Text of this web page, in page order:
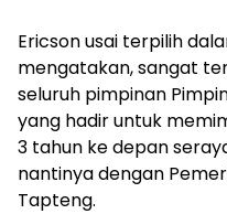
Ericson usai terpilih
mengatakan, sangat
seluruh pimpinan
yang hadir untuk
3 tahun ke depan
nantinya dengan
Tapteng.